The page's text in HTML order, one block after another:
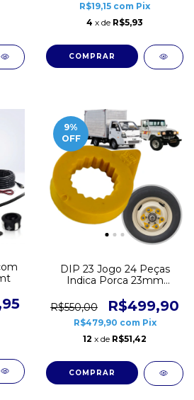
R$19,15 com Pix
4 x de R$5,93
9%
OFF
DIP 23 Jogo 24 Peças
Indica Porca 23mm
CD2773
R$550,00 R$499,90
R$479,90 com Pix
12 x de R$51,42